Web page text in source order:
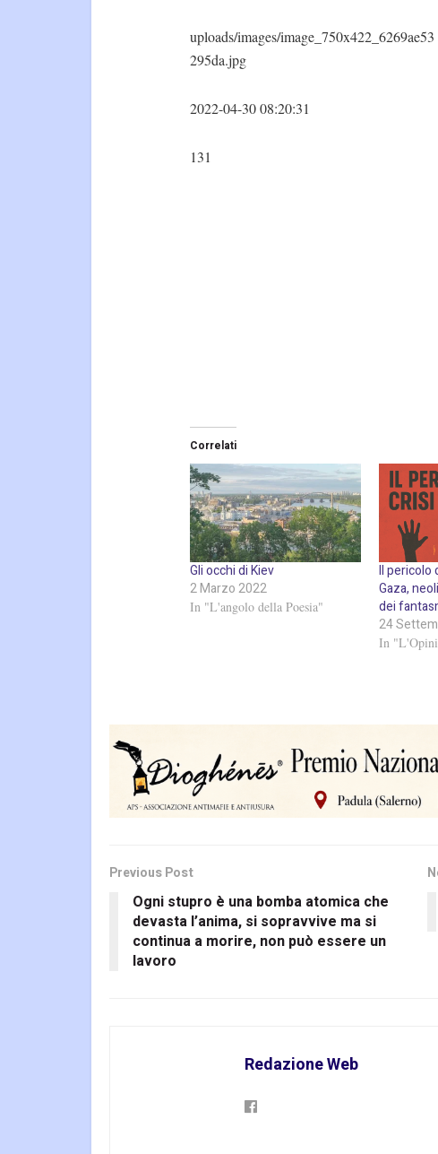
uploads/images/image_750x422_6269ae53
295da.jpg
2022-04-30 08:20:31
131
Correlati
Gli occhi di Kiev
2 Marzo 2022
In "L'angolo della Poesia"
Il pericolo
Gaza,
dei
24
In
Previous Post
Ogni stupro è una bomba atomica che
devasta l’anima, si sopravvive ma si
continua a morire, non può essere un
lavoro
Redazione Web